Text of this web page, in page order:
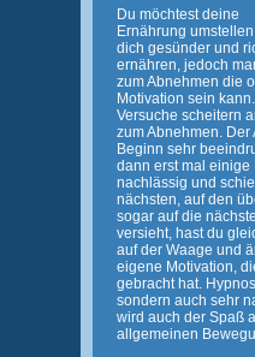
Du möchtest deine
Ernährung
dich gesünder und
ernähren, jedoch
zum Abnehmen die
Motivation sein
Versuche scheitern
zum Abnehmen. Der
Beginn sehr
dann erst mal einige
nachlässig und
nächsten, auf den
sogar auf die
versieht, hast du
auf der Waage und
eigene Motivation,
gebracht hat.
sondern auch sehr
wird auch der Spaß
allgemeinen